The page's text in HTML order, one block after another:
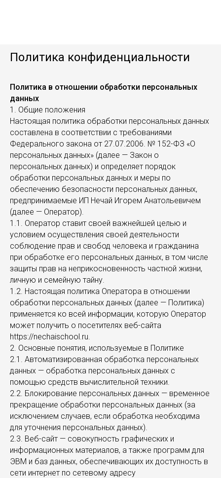
Политика конфиденциальности
Политика в отношении обработки персональных
данных
1. Общие положения
Настоящая политика обработки персональных данных
составлена в соответствии с требованиями
Федерального закона от 27.07.2006. № 152-ФЗ «О
персональных данных» (далее — Закон о
персональных данных) и определяет порядок
обработки персональных данных и меры по
обеспечению безопасности персональных данных,
предпринимаемые ИП Нечай Игорем Анатольевичем
(далее — Оператор).
1.1. Оператор ставит своей важнейшей целью и
условием осуществления своей деятельности
соблюдение прав и свобод человека и гражданина
при обработке его персональных данных, в том числе
защиты прав на неприкосновенность частной жизни,
личную и семейную тайну.
1.2. Настоящая политика Оператора в отношении
обработки персональных данных (далее — Политика)
применяется ко всей информации, которую Оператор
может получить о посетителях веб-сайта
https://nechaischool.ru.
2. Основные понятия, используемые в Политике
2.1. Автоматизированная обработка персональных
данных — обработка персональных данных с
помощью средств вычислительной техники.
2.2. Блокирование персональных данных — временное
прекращение обработки персональных данных (за
исключением случаев, если обработка необходима
для уточнения персональных данных).
2.3. Веб-сайт — совокупность графических и
информационных материалов, а также программ для
ЭВМ и баз данных, обеспечивающих их доступность в
сети интернет по сетевому адресу